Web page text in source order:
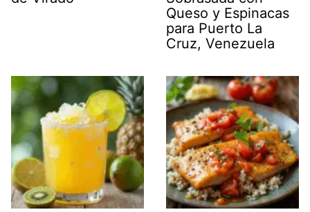
Queso y Espinacas
para Puerto La
Cruz, Venezuela